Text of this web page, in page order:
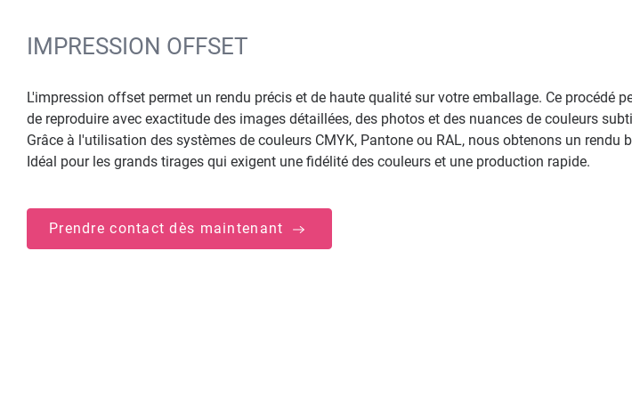
IMPRESSION OFFSET
L'impression offset permet un rendu précis et de haute qualité sur votre emballage. Ce procédé
de reproduire avec exactitude des images détaillées, des photos et des nuances de couleurs
Grâce à l'utilisation des systèmes de couleurs CMYK, Pantone ou RAL, nous obtenons un rendu
Idéal pour les grands tirages qui exigent une fidélité des couleurs et une production rapide.
Prendre contact dès maintenant